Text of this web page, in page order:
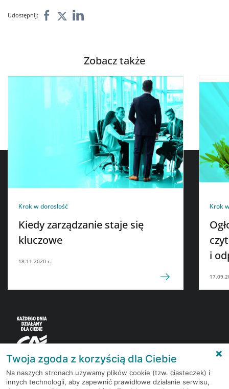
Udostępnij:
Zobacz także
Krok w dorosłość
Kiedy zarządzanie staje się
kluczowe
18.11.2020 r.
Krok
i
Korzystaj z bezpłatnych materiałów, które
Twoja zgoda z korzyścią dla Ciebie
Na naszych stronach używamy plików cookie (tzw. ciasteczek) i
innych technologii, aby zapewnić prawidłowe działanie serwisu,